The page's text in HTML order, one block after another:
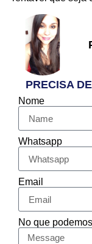
PRECISA
Nome
Whatsapp
Email
No que